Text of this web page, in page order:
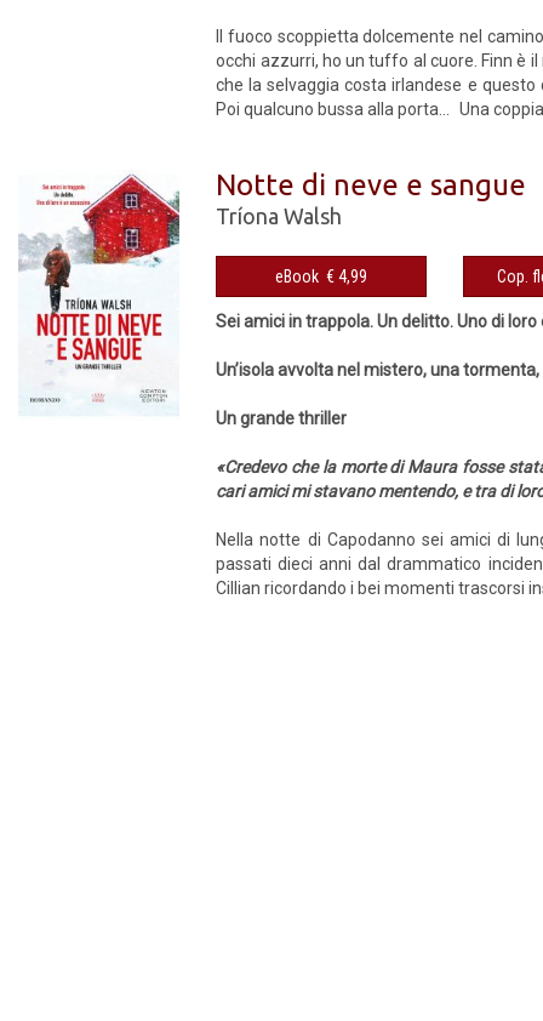
Il fuoco scoppietta dolcemente nel
occhi azzurri, ho un tuffo al cuore. Finn è
che la selvaggia costa irlandese e
Poi qualcuno bussa alla porta... Una
Notte di neve e sangue
Tríona Walsh
eBook € 4,99
Sei amici in trappola. Un delitto. Uno di loro
Un’isola avvolta nel mistero, una
Un grande thriller
«Credevo che la morte di Maura fosse
cari amici mi stavano mentendo, e tra di
Nella notte di Capodanno sei amici di
passati dieci anni dal drammatico
Cillian ricordando i bei momenti trascorsi